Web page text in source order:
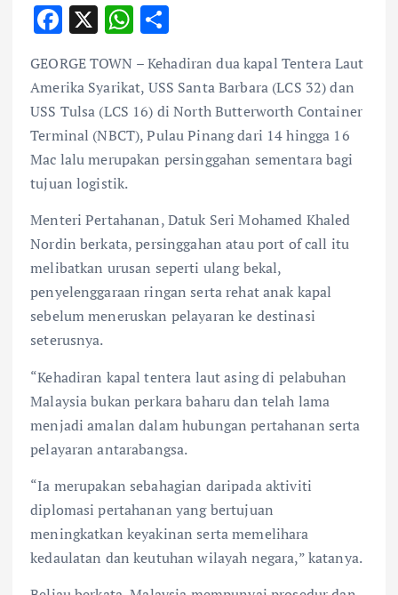
F
e
b
o
o
k
X W
at
s
A
p
h
ar
e
GEORGE TOWN – Kehadiran dua kapal Tentera Laut
Amerika Syarikat, USS Santa Barbara (LCS 32) dan
USS Tulsa (LCS 16) di North Butterworth Container
Terminal (NBCT), Pulau Pinang dari 14 hingga 16
Mac lalu merupakan persinggahan sementara bagi
tujuan logistik.
Menteri Pertahanan, Datuk Seri Mohamed Khaled
Nordin berkata, persinggahan atau port of call itu
melibatkan urusan seperti ulang bekal,
penyelenggaraan ringan serta rehat anak kapal
sebelum meneruskan pelayaran ke destinasi
seterusnya.
“Kehadiran kapal tentera laut asing di pelabuhan
Malaysia bukan perkara baharu dan telah lama
menjadi amalan dalam hubungan pertahanan serta
pelayaran antarabangsa.
“Ia merupakan sebahagian daripada aktiviti
diplomasi pertahanan yang bertujuan
meningkatkan keyakinan serta memelihara
kedaulatan dan keutuhan wilayah negara,” katanya.